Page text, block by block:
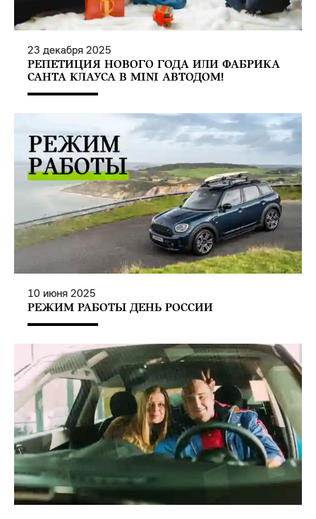
23 декабря 2025
РЕПЕТИЦИЯ НОВОГО ГОДА ИЛИ ФАБРИКА
САНТА КЛАУСА В MINI АВТОДОМ!
10 июня 2025
РЕЖИМ РАБОТЫ ДЕНЬ РОССИИ